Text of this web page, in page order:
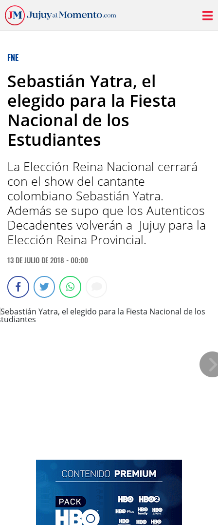
FNE
Sebastián Yatra, el
elegido para la Fiesta
Nacional de los
Estudiantes
La Elección Reina Nacional cerrará
con el show del cantante
colombiano Sebastián Yatra.
Además se supo que los Autenticos
Decadentes volverán a Jujuy para la
Elección Reina Provincial.
13 DE JULIO DE 2018 - 00:00